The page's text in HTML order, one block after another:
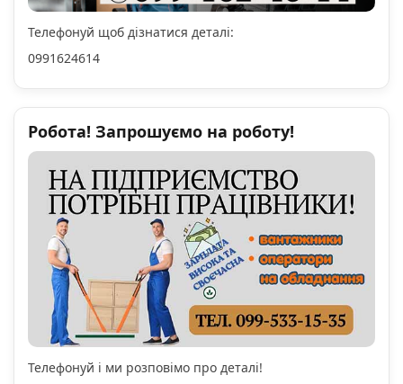
Телефонуй щоб дізнатися деталі:
0991624614
Робота! Запрошуємо на роботу!
Телефонуй і ми розповімо про деталі!